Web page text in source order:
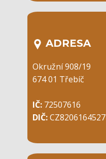
ADRESA
Okružní 908/19
674 01 Třebíč
IČ: 72507616
DIČ:CZ8206164527